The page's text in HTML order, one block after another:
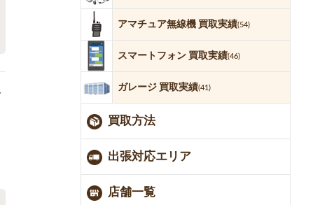
アマチュア無線機 買取実績(54)
スマートフォン 買取実績(46)
ガレージ 買取実績(41)
買取方法
出張対応エリア
店舗一覧